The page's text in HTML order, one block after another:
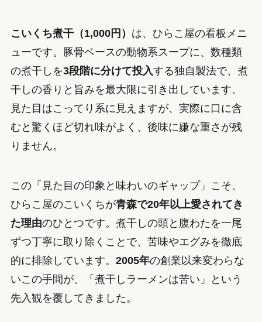
こいくち煮干（1,000円） は、ひらこ屋の看板メニ
ューです。豚骨ベースの動物系スープに、数種類
の煮干しを3段階に分けて投入する独自製法で、煮
干しの香りと旨みを最大限に引き出しています。
見た目はこってり系に見えますが、実際に口に含
むと驚くほど切れ味がよく、後味に嫌な重さが残
りません。
この「見た目の印象と味わいのギャップ」こそ、
ひらこ屋のこいくちが青森で20年以上愛されてき
た理由のひとつです。煮干しの頭と腹わたを一尾
ずつ丁寧に取り除くことで、苦味やエグみを徹底
的に排除しています。 2005年の創業以来変わらな
いこの手間が、「煮干しラーメンは苦い」という
先入観を覆してきました。